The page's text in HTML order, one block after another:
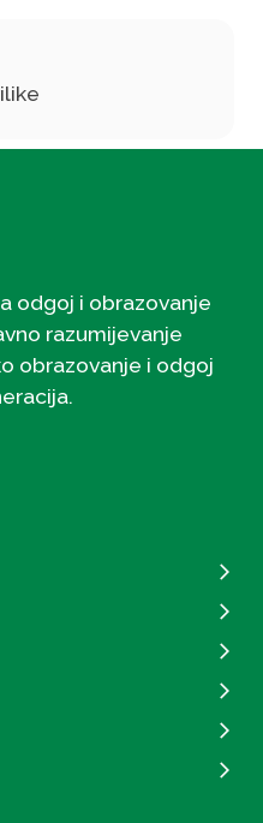
odgoj i obrazovanje
razumijevanje
obrazovanje i odgoj